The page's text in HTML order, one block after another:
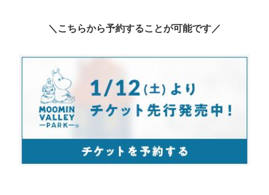
＼こちらから予約することが可能です／